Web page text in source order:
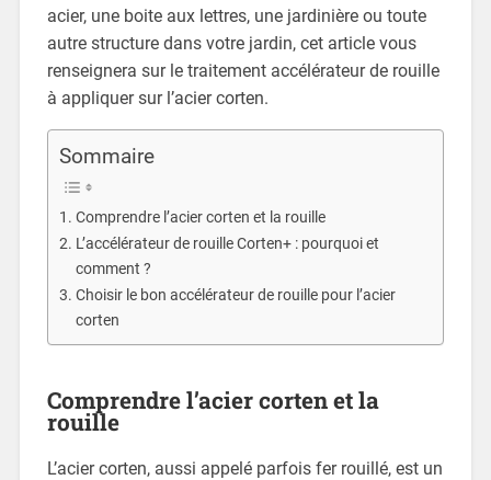
acier, une boite aux lettres, une jardinière ou toute
autre structure dans votre jardin, cet article vous
renseignera sur le traitement accélérateur de rouille
à appliquer sur l’acier corten.
Sommaire
Comprendre l’acier corten et la rouille
L’accélérateur de rouille Corten+ : pourquoi et
comment ?
Choisir le bon accélérateur de rouille pour l’acier
corten
Comprendre l’acier corten et la
rouille
L’acier corten, aussi appelé parfois fer rouillé, est un